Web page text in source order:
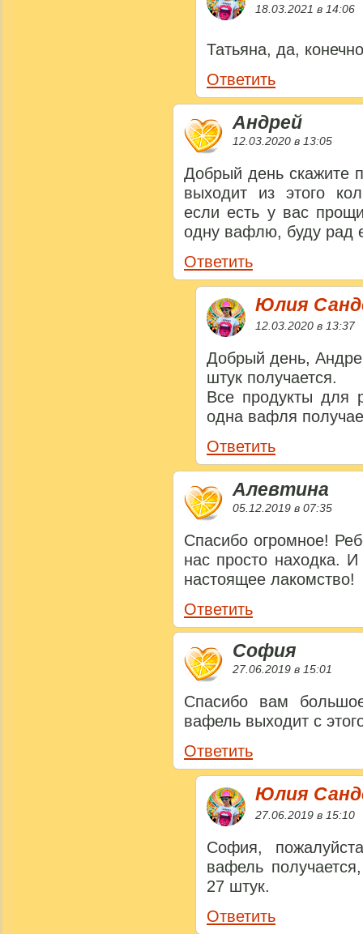
18.03.2021 в 14:06
Татьяна, да,
Ответить
Андрей
12.03.2020 в 13:05
Добрый день скажите
выходит из этого
если есть у вас
одну вафлю, буду рад
Ответить
Юлия
12.03.2020 в 13:37
Добрый день,
штук получается.
Все продукты для
одна вафля
Ответить
Алевтина
05.12.2019 в 07:35
Спасибо огромное!
нас просто находка. И
настоящее лакомство!
Ответить
София
27.06.2019 в 15:01
Спасибо вам
вафель выходит с
Ответить
Юлия
27.06.2019 в 15:10
София,
вафель
27 штук.
Ответить